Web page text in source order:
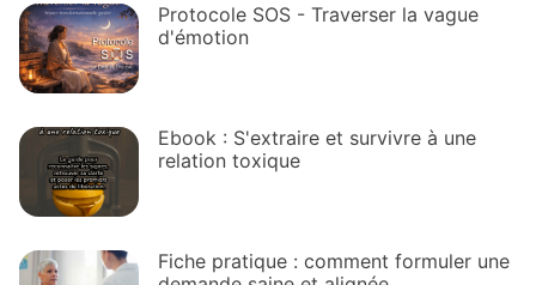
Protocole SOS - Traverser la vague
d'émotion
Ebook : S'extraire et survivre à une
relation toxique
Fiche pratique : comment formuler une